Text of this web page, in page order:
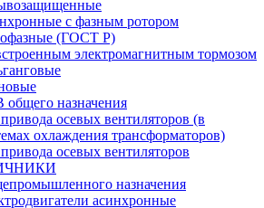
с фазным ротором
(ГОСТ Р)
электромагнитным тормозом
назначения
осевых вентиляторов (в
охлаждения трансформаторов)
осевых вентиляторов
назначения
асинхронные